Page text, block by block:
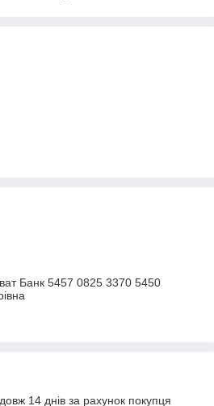
Банк 5457 0825 3370 5450
14 днів за рахунок покупця